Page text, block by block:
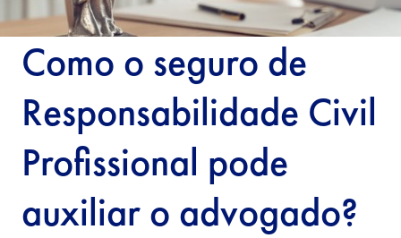
Como o seguro de
Responsabilidade Civil
Profissional pode
auxiliar o advogado?